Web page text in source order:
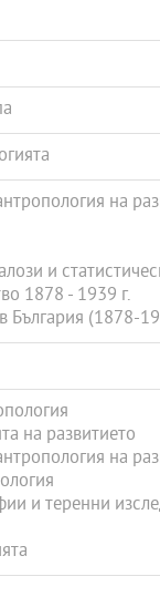
на
и
1878 - 1939 г.
България (1878-
на развитието
на
и теренни